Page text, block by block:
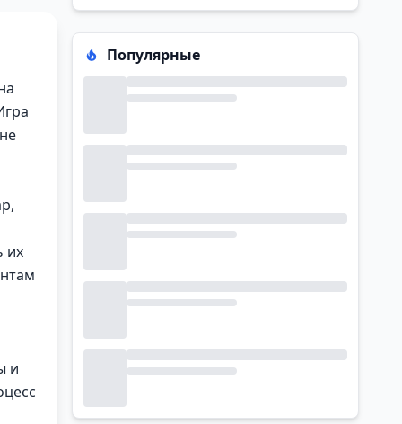
их
и
Популярные